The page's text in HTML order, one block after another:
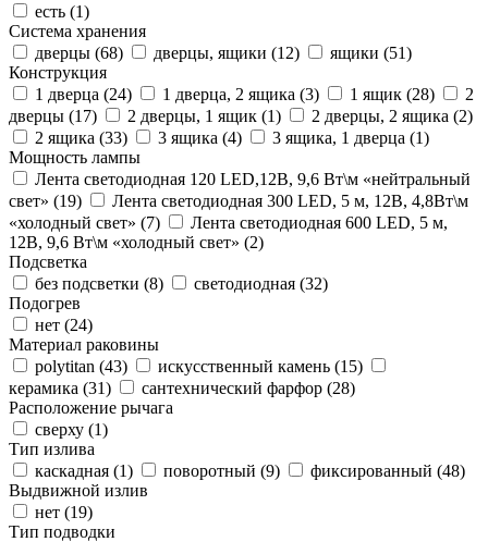
есть (1)
Система хранения
дверцы (68) дверцы, ящики (12) ящики (51)
Конструкция
1 дверца (24) 1 дверца, 2 ящика (3) 1 ящик (28)
2
дверцы (17) 2 дверцы, 1 ящик (1) 2 дверцы, 2 ящика (2)
2 ящика (33) 3 ящика (4) 3 ящика, 1 дверца (1)
Мощность лампы
Лента светодиодная 120 LED,12В, 9,6 Вт\м «нейтральный
свет» (19)
Лента светодиодная 300 LED, 5 м, 12В, 4,8Вт\м
«холодный свет» (7)
Лента светодиодная 600 LED, 5 м,
12В, 9,6 Вт\м «холодный свет» (2)
Подсветка
без подсветки (8) светодиодная (32)
Подогрев
нет (24)
Материал раковины
polytitan (43) искусственный камень (15)
керамика (31) сантехнический фарфор (28)
Расположение рычага
сверху (1)
Тип излива
каскадная (1) поворотный (9) фиксированный (48)
Выдвижной излив
нет (19)
Тип подводки